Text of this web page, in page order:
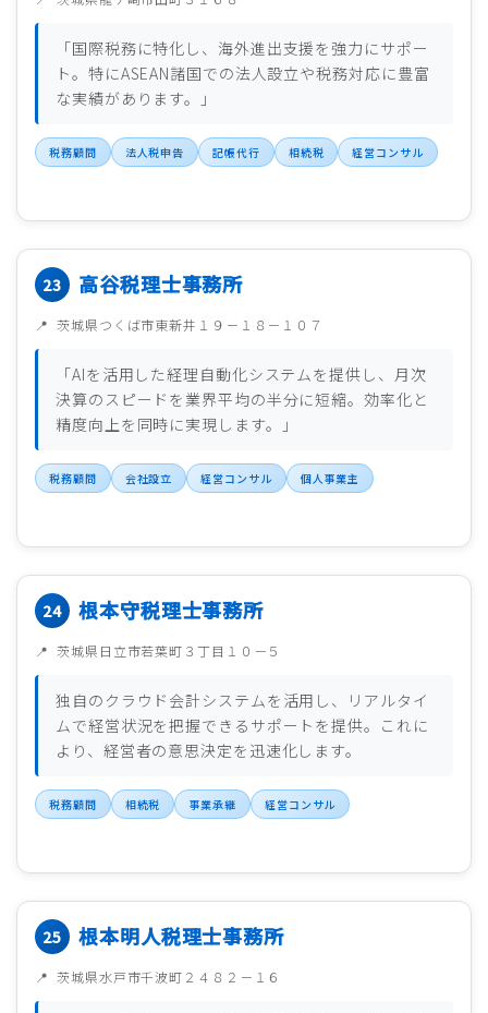
「国際税務に特化し、海外進出支援を強力にサポー
ト。特にASEAN諸国での法人設立や税務対応に豊富
な実績があります。」
税務顧問 法人税申告 記帳代行 相続税 経営コンサル
高谷税理士事務所
茨城県つくば市東新井１９－１８－１０７
「AIを活用した経理自動化システムを提供し、月次
決算のスピードを業界平均の半分に短縮。効率化と
精度向上を同時に実現します。」
税務顧問 会社設立 経営コンサル 個人事業主
根本守税理士事務所
茨城県日立市若葉町３丁目１０－５
独自のクラウド会計システムを活用し、リアルタイ
ムで経営状況を把握できるサポートを提供。これに
より、経営者の意思決定を迅速化します。
税務顧問 相続税 事業承継 経営コンサル
根本明人税理士事務所
茨城県水戸市千波町２４８２－１６